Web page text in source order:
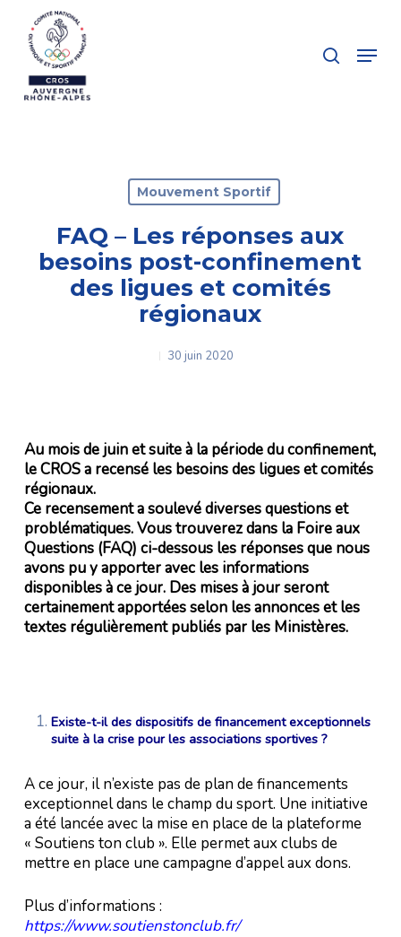
main
content
Menu
Mouvement Sportif
FAQ – Les réponses aux
besoins post-confinement
des ligues et comités
régionaux
30 juin 2020
Au mois de juin et suite à la période du confinement,
le CROS a recensé les besoins des ligues et comités
régionaux.
Ce recensement a soulevé diverses questions et
problématiques.Vous trouverez dans la Foire aux
Questions (FAQ) ci-dessous les réponses que nous
avons pu y apporter avec les informations
disponibles à ce jour. Des mises à jour seront
certainement apportées selon les annonces et les
textes régulièrement publiés par les Ministères.
Existe-t-il des dispositifs de financement exceptionnels
suite à la crise pour les associations sportives ?
A ce jour, il n’existe pas de plan de financements
exceptionnel dans le champ du sport. Une initiative
a été lancée avec la mise en place de la plateforme
« Soutiens ton club ». Elle permet aux clubs de
mettre en place une campagne d’appel aux dons.
Plus d’informations :
https://www.soutienstonclub.fr/
Close